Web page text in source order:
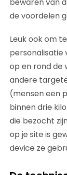
de voordelen
Leuk ook om
personalisatie
op en rond de
andere
(mensen een
binnen drie
die bezocht
op je site is
device ze